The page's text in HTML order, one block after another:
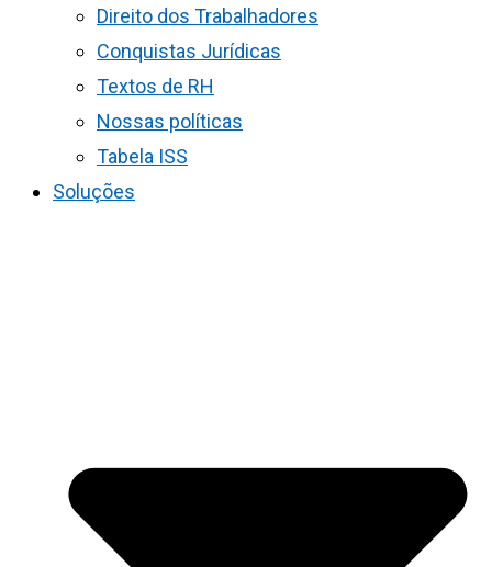
Direito dos Trabalhadores
Conquistas Jurídicas
Textos de RH
Nossas políticas
Tabela ISS
Soluções